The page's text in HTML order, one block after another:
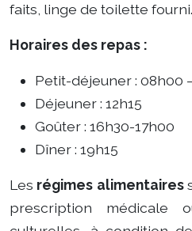
faits, linge de toilette fourni.
Horaires des repas :
Petit-déjeuner : 08h00
Déjeuner : 12h15
Goûter : 16h30-17h00
Dîner : 19h15
Les régimes alimentaires
prescription médicale